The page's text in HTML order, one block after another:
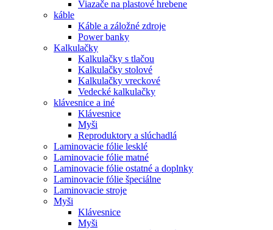
Viazače na plastové hrebene
káble
Káble a záložné zdroje
Power banky
Kalkulačky
Kalkulačky s tlačou
Kalkulačky stolové
Kalkulačky vreckové
Vedecké kalkulačky
klávesnice a iné
Klávesnice
Myši
Reproduktory a slúchadlá
Laminovacie fólie lesklé
Laminovacie fólie matné
Laminovacie fólie ostatné a doplnky
Laminovacie fólie špeciálne
Laminovacie stroje
Myši
Klávesnice
Myši